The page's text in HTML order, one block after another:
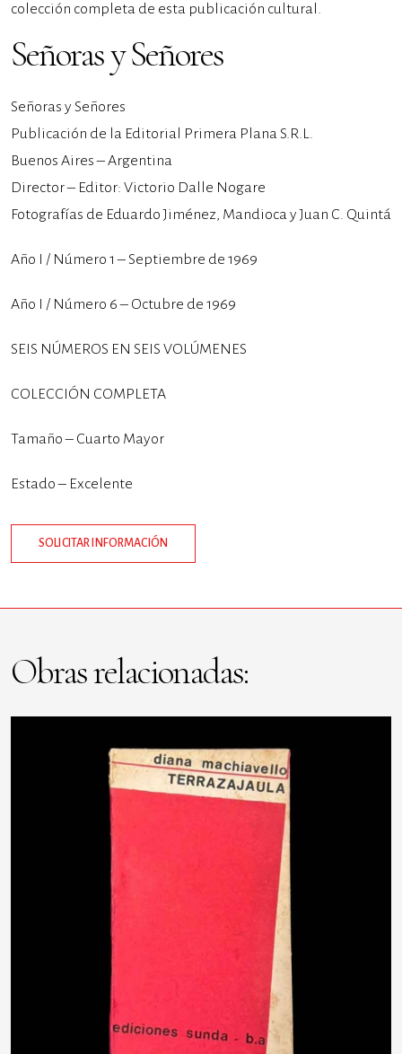
colección completa de esta publicación cultural.
Señoras y Señores
Señoras y Señores
Publicación de la Editorial Primera Plana S.R.L.
Buenos Aires – Argentina
Director – Editor: Victorio Dalle Nogare
Fotografías de Eduardo Jiménez, Mandioca y Juan C. Quintá
Año I / Número 1 – Septiembre de 1969
Año I / Número 6 – Octubre de 1969
SEIS NÚMEROS EN SEIS VOLÚMENES
COLECCIÓN COMPLETA
Tamaño – Cuarto Mayor
Estado – Excelente
SOLICITAR INFORMACIÓN
Obras relacionadas: